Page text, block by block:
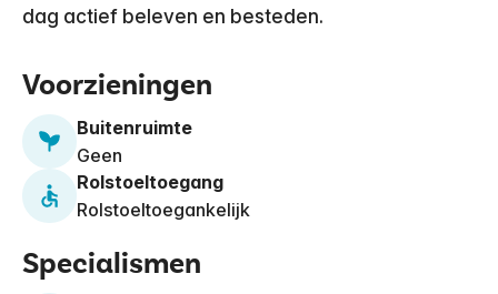
dag actief beleven en besteden.
Voorzieningen
Buitenruimte
Geen
Rolstoeltoegang
Rolstoeltoegankelijk
Specialismen